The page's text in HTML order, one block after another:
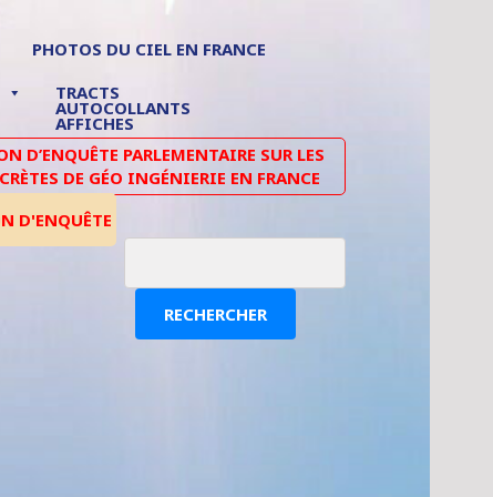
PHOTOS DU CIEL EN FRANCE
TRACTS
AUTOCOLLANTS
AFFICHES
D’ENQUÊTE PARLEMENTAIRE SUR LES
DE GÉO INGÉNIERIE EN FRANCE
D'ENQUÊTE
RECHERCHER